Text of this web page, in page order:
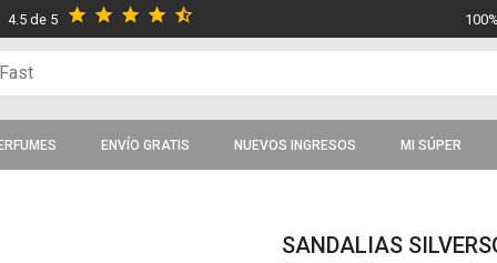
4.5 de 5 star star star star star_half
ENVÍO GRATIS NUEVOS INGRESOS MI SÚPER
SANDALIAS